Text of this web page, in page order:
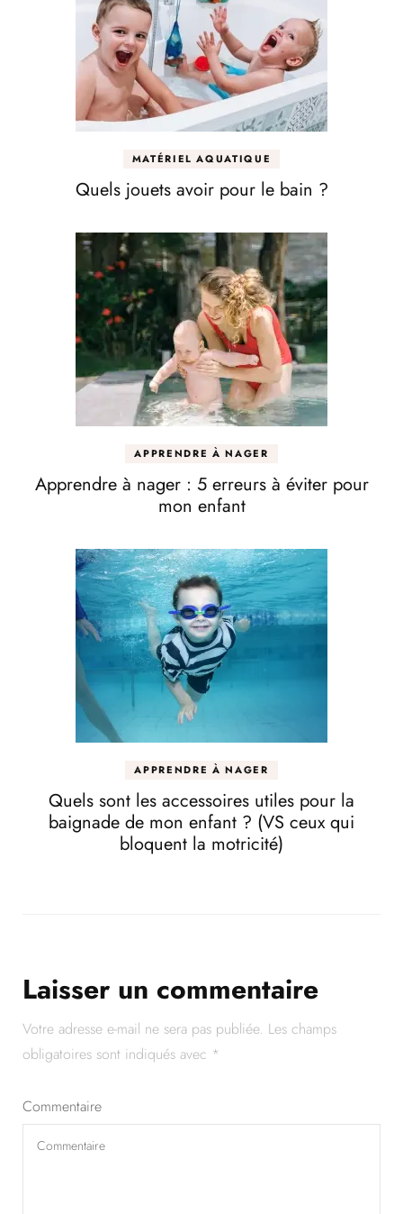
MATÉRIEL AQUATIQUE
Quels jouets avoir pour le bain ?
APPRENDRE À NAGER
Apprendre à nager : 5 erreurs à éviter pour
mon enfant
APPRENDRE À NAGER
Quels sont les accessoires utiles pour la
baignade de mon enfant ? (VS ceux qui
bloquent la motricité)
Laisser un commentaire
Votre adresse e-mail ne sera pas publiée. Les champs
obligatoires sont indiqués avec *
Commentaire